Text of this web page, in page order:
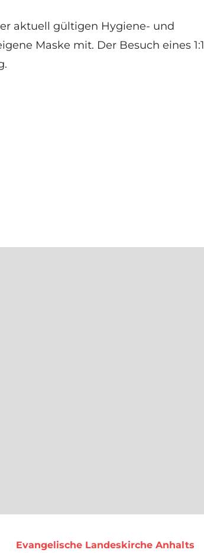
aktuell gültigen Hygiene- und
Maske mit. Der Besuch eines 1:1
Evangelische Landeskirche Anhalts